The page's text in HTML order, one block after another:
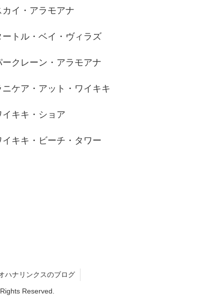
カイ・アラモアナ
ートル・ベイ・ヴィラズ
ークレーン・アラモアナ
ニケア・アット・ワイキキ
イキキ・ショア
イキキ・ビーチ・タワー
ハナリンクスのブログ
Reserved.